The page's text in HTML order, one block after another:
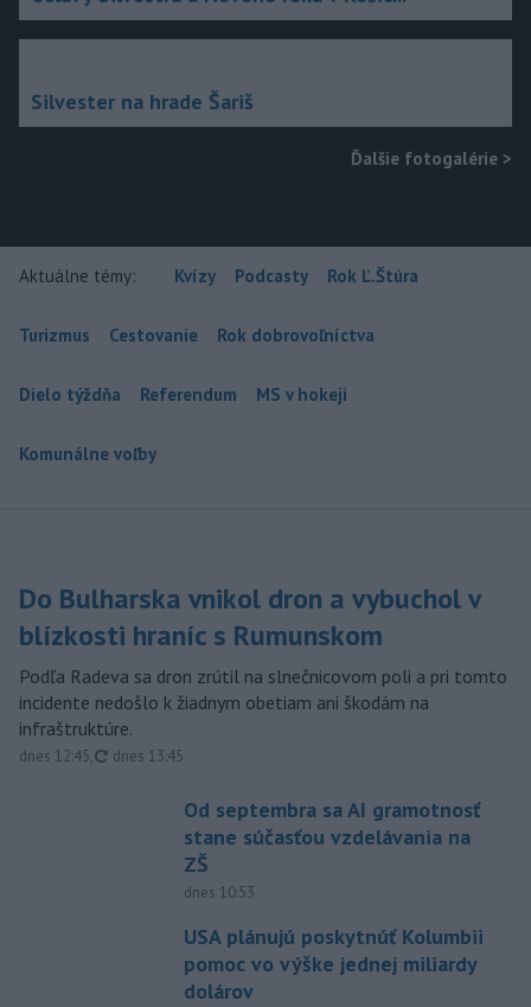
Silvester na hrade Šariš
Ďalšie fotogalérie >
Aktuálne témy: Kvízy Podcasty Rok Ľ.Štúra
Turizmus Cestovanie Rok dobrovoľníctva
Dielo týždňa Referendum MS v hokeji
Komunálne voľby
Do Bulharska vnikol dron a vybuchol v
blízkosti hraníc s Rumunskom
Podľa Radeva sa dron zrútil na slnečnicovom poli a pri tomto
incidente nedošlo k žiadnym obetiam ani škodám na
infraštruktúre.
dnes 12:45, aktualizované
dnes 13:45
Od septembra sa AI gramotnosť
stane súčasťou vzdelávania na
ZŠ
dnes 10:53
USA plánujú poskytnúť Kolumbii
pomoc vo výške jednej miliardy
dolárov